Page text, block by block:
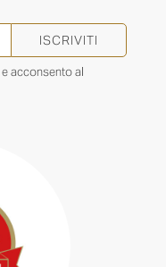
ISCRIVITI
e acconsento al